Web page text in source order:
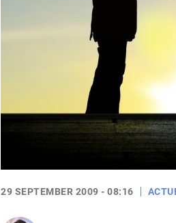
29 SEPTEMBER 2009 - 08:16